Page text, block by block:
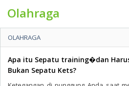
Olahraga
OLAHRAGA
Apa itu Sepatu training�dan
Bukan Sepatu Kets?